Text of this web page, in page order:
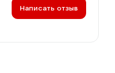
Написать отзыв